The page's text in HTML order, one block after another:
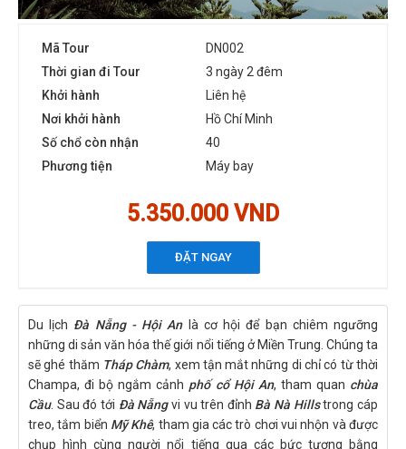
Mã Tour
DN002
Thời gian đi Tour
3 ngày 2 đêm
Khởi hành
Liên hệ
Nơi khởi hành
Hồ Chí Minh
Số chổ còn nhận
40
Phương tiện
Máy bay
5.350.000 VND
ĐẶT NGAY
Du lịch Đà Nẵng - Hội Anlà cơ hội để bạn chiêm ngưỡng
những di sản văn hóa thế giới nổi tiếng ở Miền Trung. Chúng ta
sẽ ghé thăm Tháp Chàm, xem tận mắt những di chỉ có từ thời
Champa, đi bộ ngắm cảnh phố cổ Hội An, tham quan chùa
Cầu. Sau đó tới Đà Nẵngvi vu trên đỉnh Bà Nà Hillstrong cáp
treo, tắm biển Mỹ Khê, tham gia các trò chơi vui nhộn và được
chụp hình cùng người nổi tiếng qua các bức tượng bằng